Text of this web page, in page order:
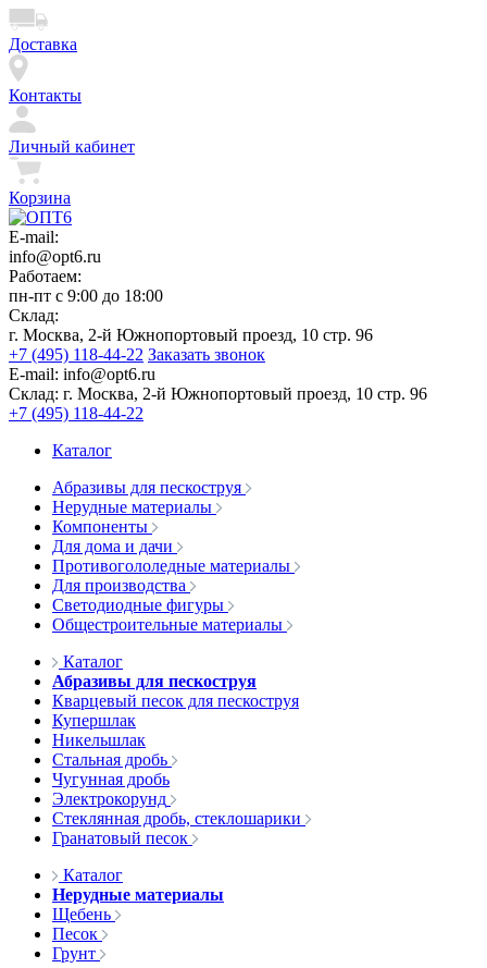
Доставка
Контакты
Личный кабинет
Корзина
E-mail:
info@opt6.ru
Работаем:
пн-пт с 9:00 до 18:00
Склад:
г. Москва, 2-й Южнопортовый проезд, 10 стр. 96
+7 (495) 118-44-22 Заказать звонок
E-mail: info@opt6.ru
Склад: г. Москва, 2-й Южнопортовый проезд, 10 стр. 96
+7 (495) 118-44-22
Каталог
Абразивы для пескоструя
Нерудные материалы
Компоненты
Для дома и дачи
Противогололедные материалы
Для производства
Светодиодные фигуры
Общестроительные материалы
Каталог
Абразивы для пескоструя
Кварцевый песок для пескоструя
Купершлак
Никельшлак
Стальная дробь
Чугунная дробь
Электрокорунд
Стеклянная дробь, стеклошарики
Гранатовый песок
Каталог
Нерудные материалы
Щебень
Песок
Грунт